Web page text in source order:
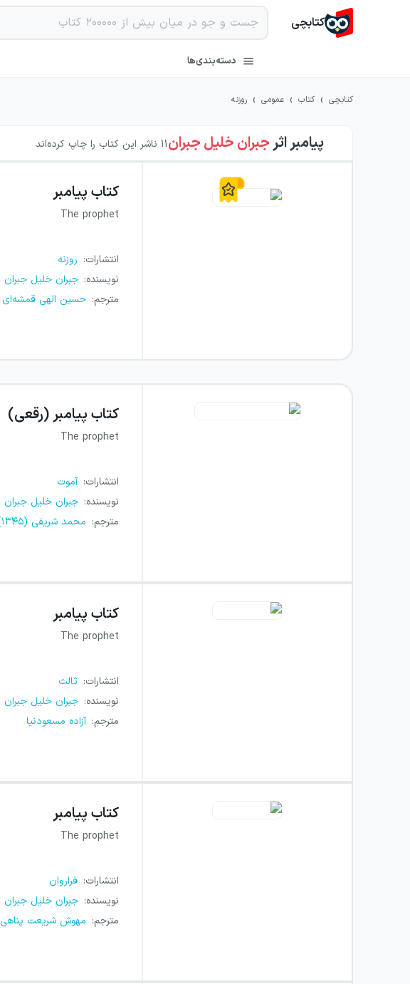
کتابچی
دسته‌بندی‌ها
کتابچی › کتاب › عمومی › روزنه
پیامبراثرجبران خلیل جبران11 ناشر این کتاب را چاپ کرده‌اند
کتاب پیامبر
The prophet
انتشارات: روزنه
نویسنده: جبران خلیل جبران
مترجم: حسین الهی قمشه‌ای
کتاب پیامبر (رقعی)
The prophet
انتشارات: آموت
نویسنده: جبران خلیل جبران
مترجم: محمد شریفی (۱۳۴۵)
کتاب پیامبر
The prophet
انتشارات: ثالث
نویسنده: جبران خلیل جبران
مترجم: آزاده مسعودنیا
کتاب پیامبر
The prophet
انتشارات: فراروان
نویسنده: جبران خلیل جبران
مترجم: مهوش شریعت پناهی